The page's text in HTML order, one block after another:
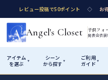
レビュー投稿で50ポイント ◇ お
Angel's Closet 子供フォ
発表会衣
アイテム
を選ぶ
▾
シーン
から探す ▾
ご利用
ガイド ▾